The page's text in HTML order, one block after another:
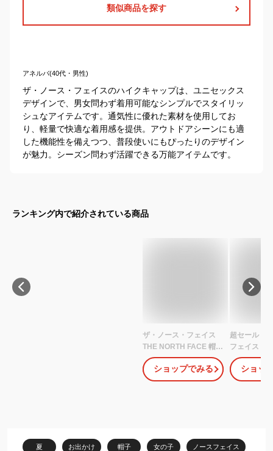
類似商品を探す
アネルバ(40代・男性)
ザ・ノース・フェイスのハイクキャップは、ユニセックス
デザインで、男女問わず着用可能なシンプルでスタイリッ
シュなアイテムです。通気性に優れた素材を使用してお
り、軽量で快適な着用感を提供。アウトドアシーンにも適
した機能性を備えつつ、普段使いにもぴったりのデザイン
が魅力。シーズン問わず活躍できる万能アイテムです。
ランキング内で紹介されている商品
ザ・ノース・フェイス
THE NORTH FACE 帽子
キッズ レディース ハイ
クキャップ Kids HIKE
Cap NNJ02307 2024SS
ショップでみる
超セール ザ
フェイス キ
56cm】ホ
ト North
ケア 男の子
ショッ
夏 お出かけ 帽子 女の子 ノースフェイス